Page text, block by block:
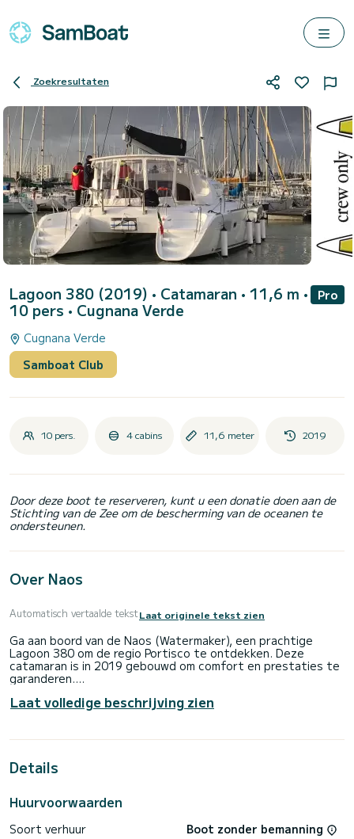
Zoekresultaten
Lagoon 380 (2019) • Catamaran • 11,6 m •
10 pers • Cugnana Verde
Pro
Cugnana Verde
Samboat Club
10 pers. 4 cabins 11,6 meter 2019
Door deze boot te reserveren, kunt u een donatie doen aan de
Stichting van de Zee om de bescherming van de oceanen te
ondersteunen.
Over Naos
Automatisch vertaalde tekstLaat originele tekst zien
Ga aan boord van de Naos (Watermaker), een prachtige
Lagoon 380 om de regio Portisco te ontdekken. Deze
catamaran is in 2019 gebouwd om comfort en prestaties te
garanderen.
De boot heeft 4 comfortabele hutten en een
bootcapaciteit van 12 personen. Met een totale lengte van
buitengewone vakantie op het water in de buurt van
Deze boot is uitgerust met een volledig doorgelat grootzeil
Autopilot, Luidsprekers, Hekdouche, Watermaker.
Laat volledige beschrijving zien
Details
Huurvoorwaarden
Soort verhuur
Boot zonder bemanning